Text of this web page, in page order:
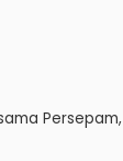
Persepam,